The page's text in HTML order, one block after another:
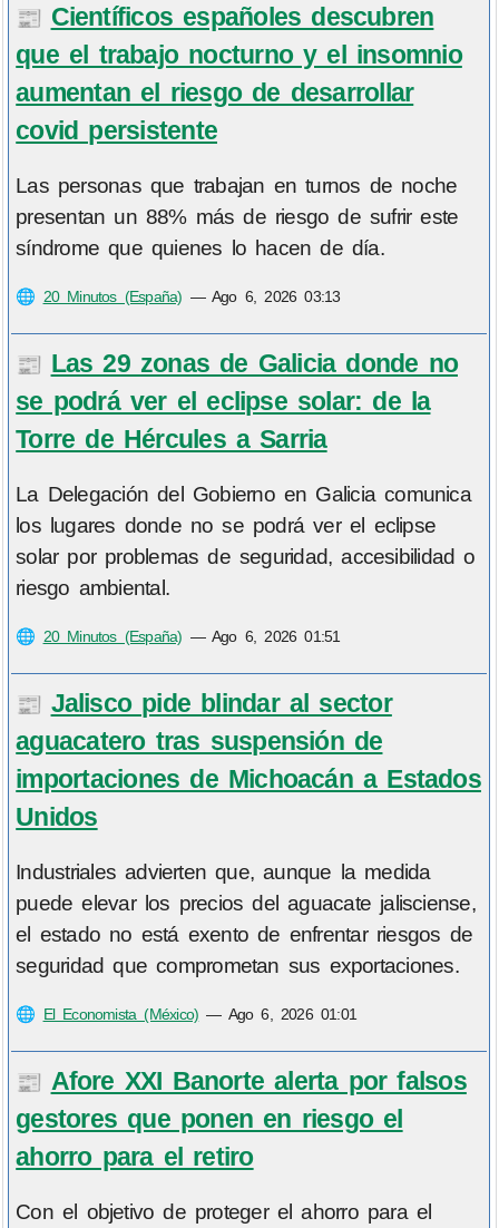
📰 Científicos españoles descubren
que el trabajo nocturno y el insomnio
aumentan el riesgo de desarrollar
covid persistente
Las personas que trabajan en turnos de noche
presentan un 88% más de riesgo de sufrir este
síndrome que quienes lo hacen de día.
🌐 20 Minutos (España) —Ago 6, 2026 03:13
📰 Las 29 zonas de Galicia donde no
se podrá ver el eclipse solar: de la
Torre de Hércules a Sarria
La Delegación del Gobierno en Galicia comunica
los lugares donde no se podrá ver el eclipse
solar por problemas de seguridad, accesibilidad o
riesgo ambiental.
🌐 20 Minutos (España) —Ago 6, 2026 01:51
📰 Jalisco pide blindar al sector
aguacatero tras suspensión de
importaciones de Michoacán a Estados
Unidos
Industriales advierten que, aunque la medida
puede elevar los precios del aguacate jalisciense,
el estado no está exento de enfrentar riesgos de
seguridad que comprometan sus exportaciones.
🌐 El Economista (México) — Ago 6, 2026 01:01
📰 Afore XXI Banorte alerta por falsos
gestores que ponen en riesgo el
ahorro para el retiro
Con el objetivo de proteger el ahorro para el